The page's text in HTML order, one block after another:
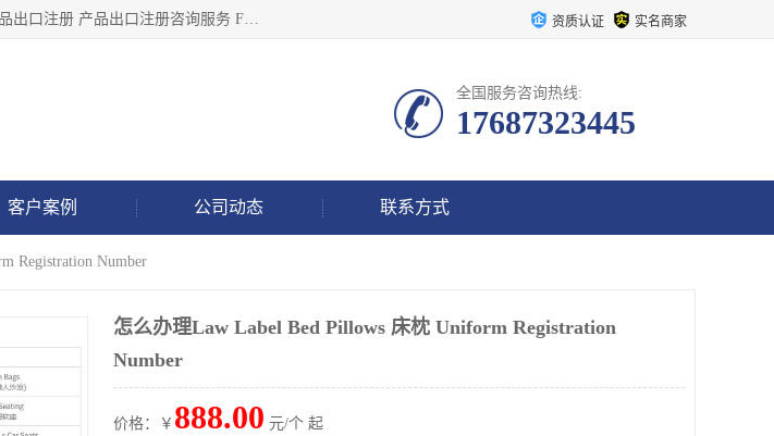
深圳市鼎顺检测认证有限公司专注于各类产品出口注册 产品注册 美国URN注册 跨境电商产品出口注册 产品出口注册咨询服务 FDA食品注册等我们是一家商务服务公司，为客户提供商标注册，本公司实力雄厚，能满足客户多种需求。 资质认证 实名商家
全国服务咨询热线:
17687323445
客户案例 公司动态 联系方式
Registration Number
怎么办理Law Label Bed Pillows 床枕 Uniform Registration
Number
价格：￥ 888.00 元/个 起